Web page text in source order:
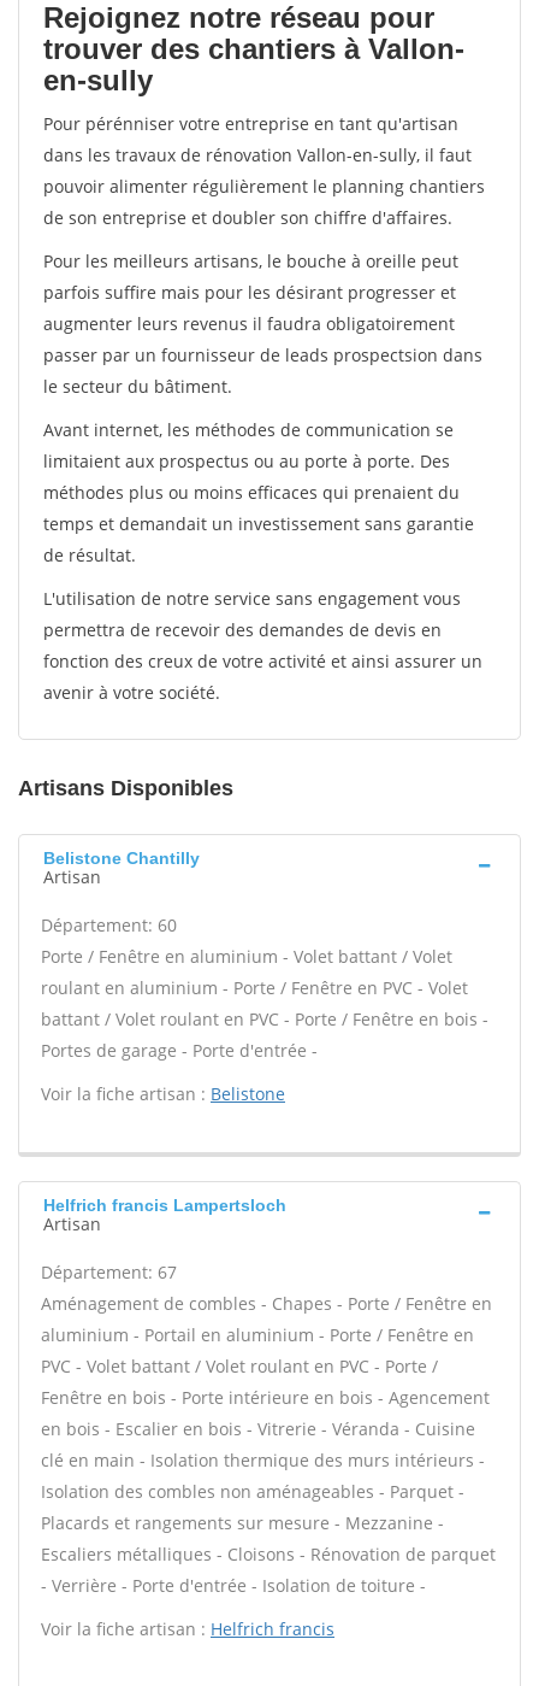
Rejoignez notre réseau pour
trouver des chantiers à Vallon-
en-sully
Pour pérénniser votre entreprise en tant qu'artisan
dans les travaux de rénovation Vallon-en-sully, il faut
pouvoir alimenter régulièrement le planning chantiers
de son entreprise et doubler son chiffre d'affaires.
Pour les meilleurs artisans, le bouche à oreille peut
parfois suffire mais pour les désirant progresser et
augmenter leurs revenus il faudra obligatoirement
passer par un fournisseur de leads prospectsion dans
le secteur du bâtiment.
Avant internet, les méthodes de communication se
limitaient aux prospectus ou au porte à porte. Des
méthodes plus ou moins efficaces qui prenaient du
temps et demandait un investissement sans garantie
de résultat.
L'utilisation de notre service sans engagement vous
permettra de recevoir des demandes de devis en
fonction des creux de votre activité et ainsi assurer un
avenir à votre société.
Artisans Disponibles
Belistone Chantilly
Artisan
Département: 60
Porte / Fenêtre en aluminium - Volet battant / Volet
roulant en aluminium - Porte / Fenêtre en PVC - Volet
battant / Volet roulant en PVC - Porte / Fenêtre en bois -
Portes de garage - Porte d'entrée -
Voir la fiche artisan : Belistone
Helfrich francis Lampertsloch
Artisan
Département: 67
Aménagement de combles - Chapes - Porte / Fenêtre en
aluminium - Portail en aluminium - Porte / Fenêtre en
PVC - Volet battant / Volet roulant en PVC - Porte /
Fenêtre en bois - Porte intérieure en bois - Agencement
en bois - Escalier en bois - Vitrerie - Véranda - Cuisine
clé en main - Isolation thermique des murs intérieurs -
Isolation des combles non aménageables - Parquet -
Placards et rangements sur mesure - Mezzanine -
Escaliers métalliques - Cloisons - Rénovation de parquet
- Verrière - Porte d'entrée - Isolation de toiture -
Voir la fiche artisan : Helfrich francis